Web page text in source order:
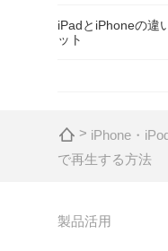
iPadとiPhoneの違
ット
> iPhone・
で再生する方法
製品活用